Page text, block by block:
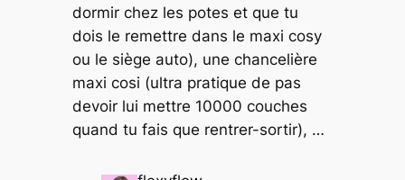
dormir chez les potes et que tu
dois le remettre dans le maxi cosy
ou le siège auto), une chancelière
maxi cosi (ultra pratique de pas
devoir lui mettre 10000 couches
quand tu fais que rentrer-sortir), …